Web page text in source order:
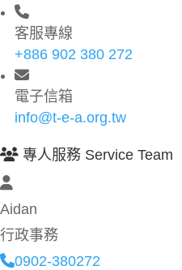
客服專線
+886 902 380 272
電子信箱
info@t-e-a.org.tw
專人服務 Service Team
Aidan
行政事務
0902-380272